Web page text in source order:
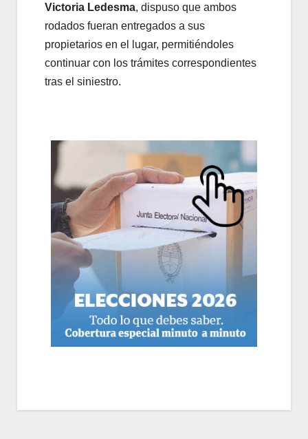
Victoria Ledesma, dispuso que ambos
rodados fueran entregados a sus
propietarios en el lugar, permitiéndoles
continuar con los trámites correspondientes
tras el siniestro.